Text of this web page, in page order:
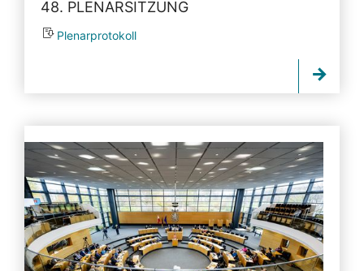
48. PLENARSITZUNG
Plenarprotokoll